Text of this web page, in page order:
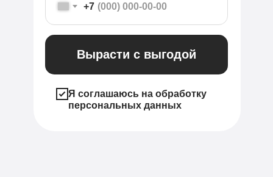
+7
Вырасти с выгодой
Я соглашаюсь на обработку
персональных данных